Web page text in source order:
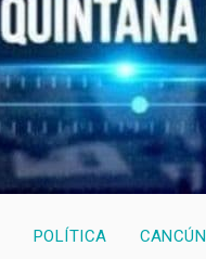
POLÍTICA CANCÚN